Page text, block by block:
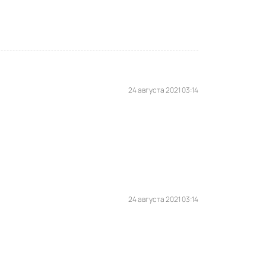
24 августа 2021 03:14
24 августа 2021 03:14